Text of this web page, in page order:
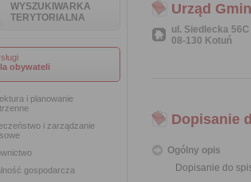
WYSZUKIWARKA
TERYTORIALNA
obywateli
i planowanie
i zarządzanie
gospodarcza
Urząd
ul. Siedlecka 56C
08-130 Kotuń
Dopisanie
Ogólny opis
Dopisanie do